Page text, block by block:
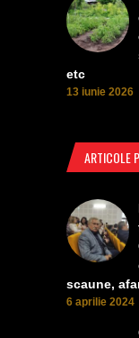
etc
13 iunie 2026
ARTICOLE
scaune,
6 aprilie 2024